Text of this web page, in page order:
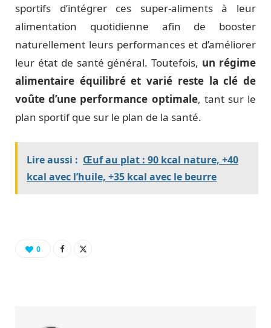
sportifs d’intégrer ces super-aliments à leur
alimentation quotidienne afin de booster
naturellement leurs performances et d’améliorer
leur état de santé général. Toutefois, un régime
alimentaire équilibré et varié reste la clé de
voûte d’une performance optimale, tant sur le
plan sportif que sur le plan de la santé.
Lire aussi : Œuf au plat : 90 kcal nature, +40
kcal avec l’huile, +35 kcal avec le beurre
0